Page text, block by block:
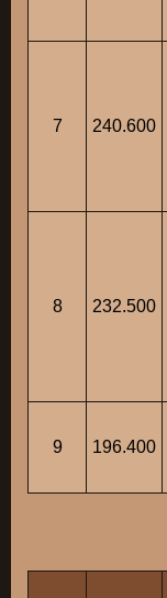
7 240.600
8 232.500
9 196.400